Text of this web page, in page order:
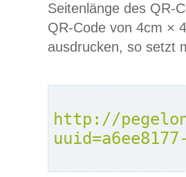
Seitenlänge des QR-
QR-Code von 4cm ×
ausdrucken, so setzt
http://